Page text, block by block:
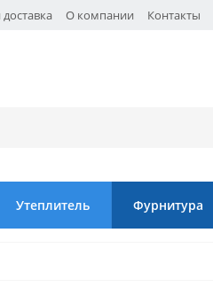
О компании Контакты
Утеплитель Фурнитура